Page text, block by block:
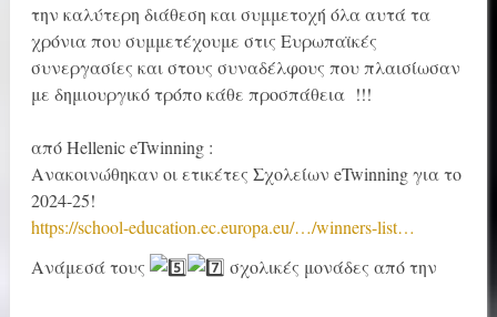
την καλύτερη διάθεση και συμμετοχή όλα αυτά τα
χρόνια που συμμετέχουμε στις Ευρωπαϊκές
συνεργασίες και στους συναδέλφους που πλαισίωσαν
με δημιουργικό τρόπο κάθε προσπάθεια !!!
από Hellenic eTwinning :
Ανακοινώθηκαν οι ετικέτες Σχολείων eTwinning για το
2024-25!
https://school-education.ec.europa.eu/…/winners-list…
Ανάμεσά τους
σχολικές μονάδες από την